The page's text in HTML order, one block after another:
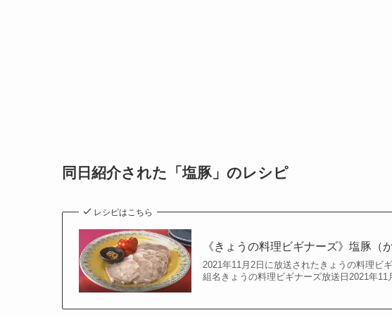
同日紹介された「塩豚」のレシピ
レシピはこちら
《きょうの料理ビギナーズ》塩豚（
2021年11月2日に放送されたきょうの料理ビ
組名きょうの料理ビギナーズ放送日2021年